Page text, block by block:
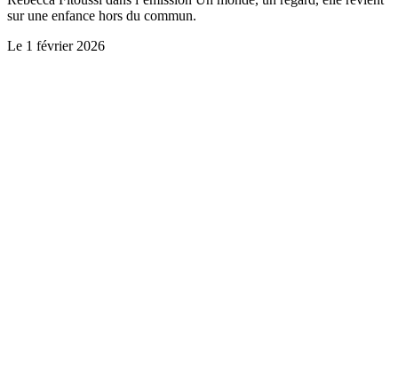
sur une enfance hors du commun.
Le 1 février 2026